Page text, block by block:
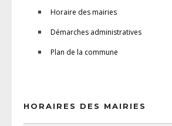
Horaire des mairies
Démarches administratives
Plan de la commune
HORAIRES DES MAIRIES